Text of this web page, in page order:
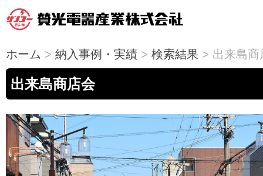
ホーム > 納入事例・実績 > 検索結果 > 出来島商
出来島商店会